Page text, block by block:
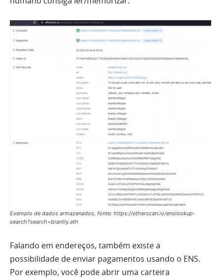
Exemplo de dados armazenados, fonte: https://etherscan.io/enslookup-
search?search=brantly.eth
Falando em endereços, também existe a
possibilidade de enviar pagamentos usando o ENS.
Por exemplo, você pode abrir uma carteira